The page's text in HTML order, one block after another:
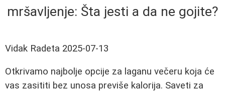
mršavljenje: Šta jesti a da ne gojite?
Vidak Radeta 2025-07-13
Otkrivamo najbolje opcije za laganu večeru koja će
vas zasititi bez unosa previše kalorija. Saveti za